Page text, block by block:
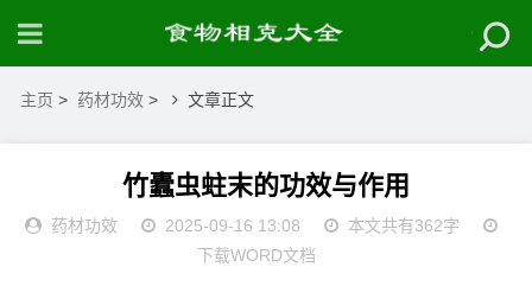
主页 > 药材功效 > 文章正文
竹蠹虫蛀末的功效与作用
药材功效 2025-09-16 13:08
本文共有362字
下载WORD文档